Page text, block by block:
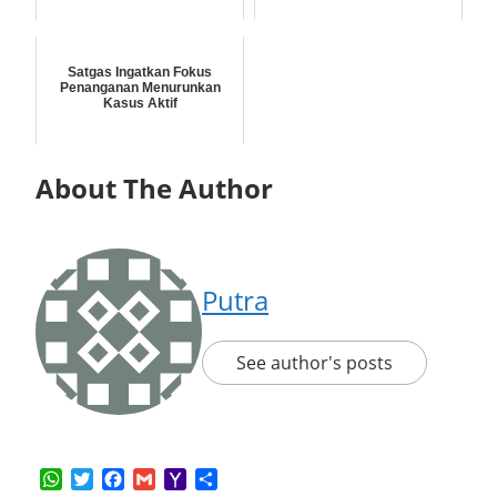
Satgas Ingatkan Fokus
Penanganan Menurunkan
Kasus Aktif
About The Author
Putra
See author's posts
WhatsApp
TwitterFacebook
GmailYahoo